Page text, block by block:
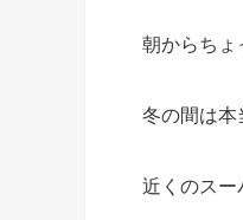
朝からちょ
冬の間は本
近くのスー